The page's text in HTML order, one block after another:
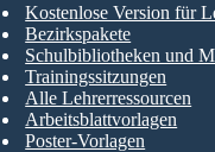
Kostenlose Version für
Bezirkspakete
Schulbibliotheken und
Trainingssitzungen
Alle Lehrerressourcen
Arbeitsblattvorlagen
Poster-Vorlagen